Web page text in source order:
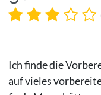
Ich finde die
auf vieles